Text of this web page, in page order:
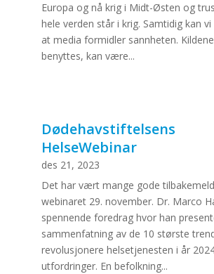
Europa og nå krig i Midt-Østen og
hele verden står i krig. Samtidig kan
at media formidler sannheten.
benyttes, kan være...
Dødehavstiftelsens
HelseWebinar
des 21, 2023
Det har vært mange gode
webinaret 29. november. Dr. Marco
spennende foredrag hvor han
sammenfatning av de 10 største
revolusjonere helsetjenesten i år
utfordringer. En befolkning...